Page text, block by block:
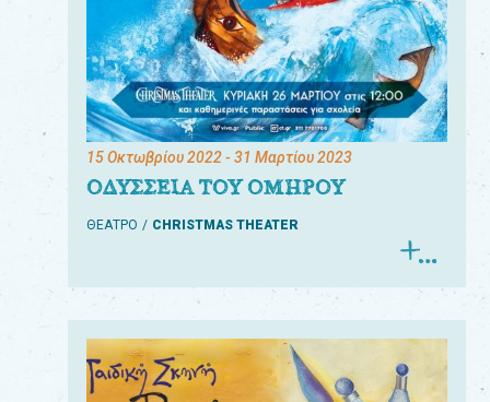
15 Οκτωβρίου 2022- 31 Μαρτίου 2023
ΟΔΥΣΣΕΙΑ ΤΟΥ ΟΜΗΡΟΥ
ΘΕΑΤΡΟ CHRISTMAS THEATER